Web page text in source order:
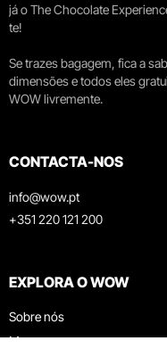
já o The Chocolate
te!
Se trazes bagagem, fica a
dimensões e todos eles
WOW livremente.
CONTACTA-NOS
info@wow.pt
+351 220 121 200
EXPLORA O WOW
Sobre nós
Museus